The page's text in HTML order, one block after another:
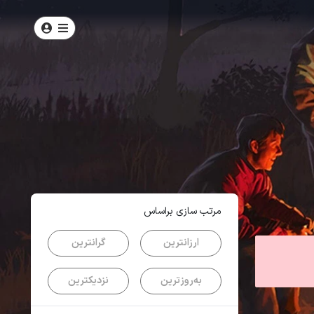
مرتب سازی براساس
ارزانترین گرانترین
به‌روزترین نزدیکترین